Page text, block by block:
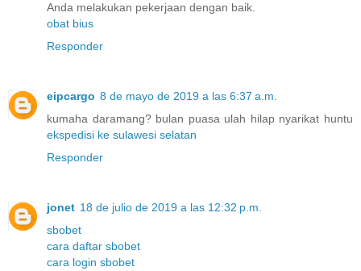
Anda melakukan pekerjaan dengan baik.
obat bius
Responder
eipcargo 8 de mayo de 2019 a las 6:37 a.m.
kumaha daramang? bulan puasa ulah hilap nyarikat huntu
ekspedisi ke sulawesi selatan
Responder
jonet 18 de julio de 2019 a las 12:32 p.m.
sbobet
cara daftar sbobet
cara login sbobet